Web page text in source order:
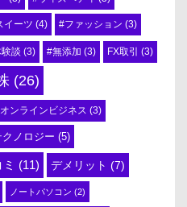
イーツ (4) #ファッション (3)
談 (3) #無添加 (3) FX取引 (3)
(26)
オンラインビジネス (3)
クノロジー (5)
(11) デメリット (7)
ノートパソコン (2)